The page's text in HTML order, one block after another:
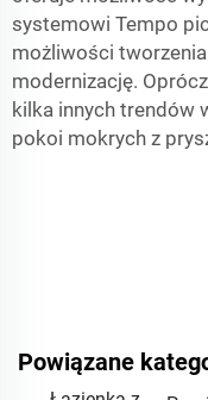
systemowi Tempo
możliwości
modernizację.
kilka innych trendów
pokoi mokrych z
Powiązane